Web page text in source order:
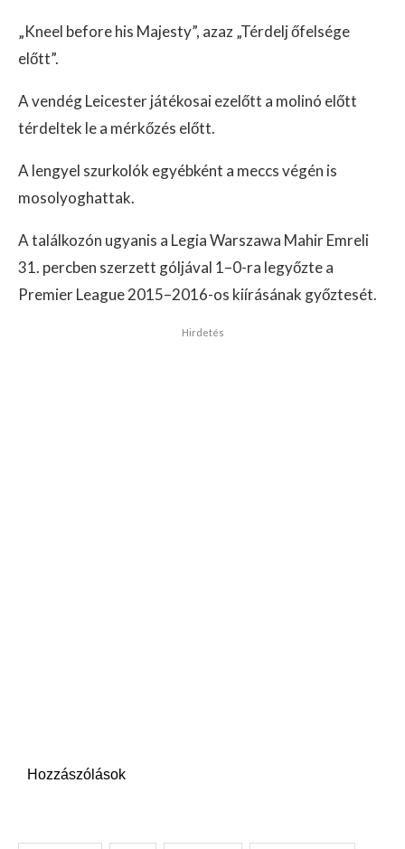
„Kneel before his Majesty”, azaz „Térdelj őfelsége
előtt”.
A vendég Leicester játékosai ezelőtt a molinó előtt
térdeltek le a mérkőzés előtt.
A lengyel szurkolók egyébként a meccs végén is
mosolyoghattak.
A találkozón ugyanis a Legia Warszawa Mahir Emreli
31. percben szerzett góljával 1–0-ra legyőzte a
Premier League 2015–2016-os kiírásának győztesét.
Hirdetés
Hozzászólások